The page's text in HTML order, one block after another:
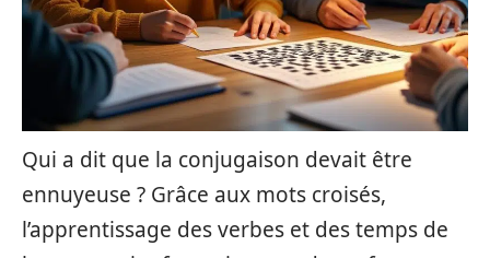
Qui a dit que la conjugaison devait être
ennuyeuse ? Grâce aux mots croisés,
l’apprentissage des verbes et des temps de